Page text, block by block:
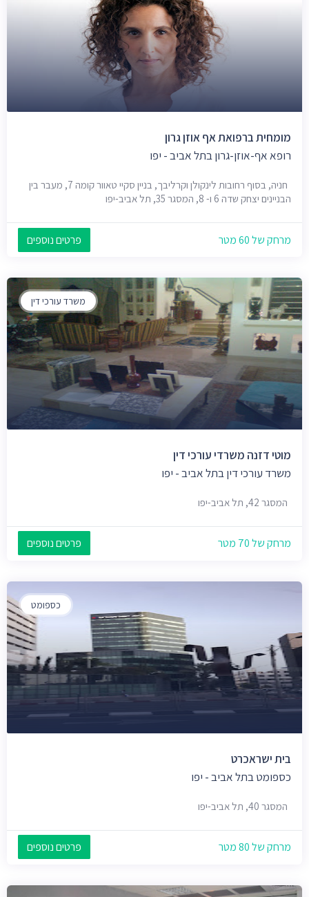
מומחית ברפואת אף אוזן גרון
רופא אף-אוזן-גרון בתל אביב - יפו
חניה, בסוף רחובות לינקולן וקרליבך, בניין סקיי טאוור קומה 7, מעבר בין
הבניינים יצחק שדה 6 ו- 8, המסגר 35, תל אביב-יפו
מרחק של 60 מטר פרטים נוספים
משרד עורכי דין
מוטי דזנה משרדי עורכי דין
משרד עורכי דין בתל אביב - יפו
המסגר 42, תל אביב-יפו
מרחק של 70 מטר פרטים נוספים
כספומט
בית ישראכרט
כספומט בתל אביב - יפו
המסגר 40, תל אביב-יפו
מרחק של 80 מטר פרטים נוספים